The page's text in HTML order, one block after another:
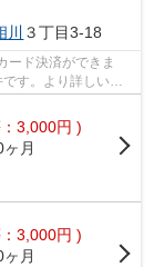
川 ３丁目3-18
ード決済ができま
す。より詳しい情
3,000円 )
ヶ月
3,000円 )
ヶ月